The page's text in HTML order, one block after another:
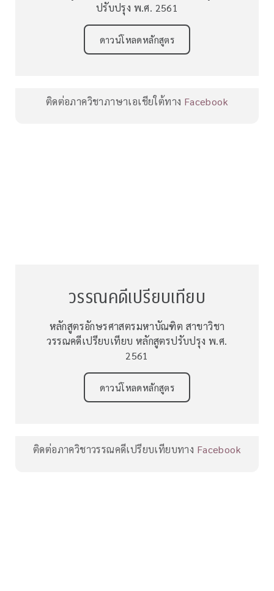
ปรับปรุง พ.ศ. 2561
ดาวน์โหลดหลักสูตร
ติดต่อภาควิชาภาษาเอเชียใต้ทาง Facebook
วรรณคดีเปรียบเทียบ
หลักสูตรอักษรศาสตรมหาบัณฑิต สาขาวิชา
วรรณคดีเปรียบเทียบ หลักสูตรปรับปรุง พ.ศ.
2561
ดาวน์โหลดหลักสูตร
ติดต่อภาควิชาวรรณคดีเปรียบเทียบทาง Facebook